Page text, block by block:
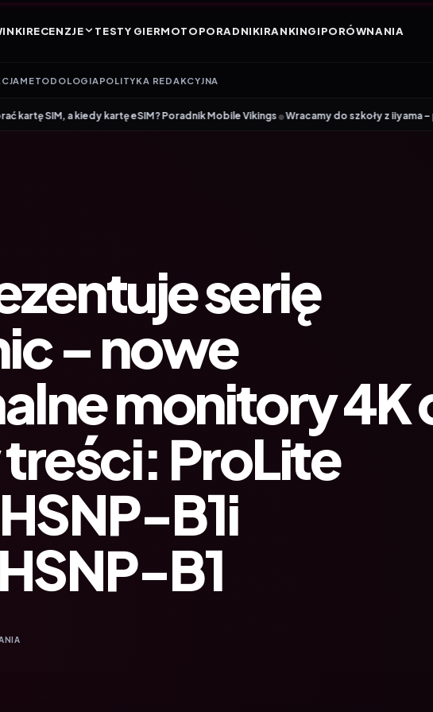
RECENZJE TESTY GIERMOTOPORADNIKIRANKINGIPORÓWNANIA
METODOLOGIA POLITYKA REDAKCYJNA
kartę eSIM? Poradnik Mobile Vikings•Wracamy do szkoły z iiyama – promocja
serię
– nowe
monitory 4K
ProLite
B1i
B1